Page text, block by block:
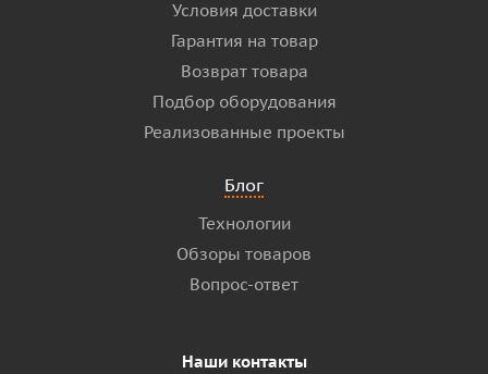
Условия доставки
Гарантия на товар
Возврат товара
Подбор оборудования
Реализованные проекты
Блог
Технологии
Обзоры товаров
Вопрос-ответ
Наши контакты